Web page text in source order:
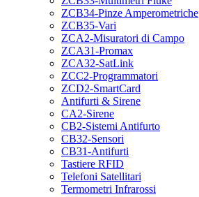
ZCB34-Pinze Amperometriche
ZCB35-Vari
ZCA2-Misuratori di Campo
ZCA31-Promax
ZCA32-SatLink
ZCC2-Programmatori
ZCD2-SmartCard
Antifurti & Sirene
CA2-Sirene
CB2-Sistemi Antifurto
CB32-Sensori
CB31-Antifurti
Tastiere RFID
Telefoni Satellitari
Termometri Infrarossi